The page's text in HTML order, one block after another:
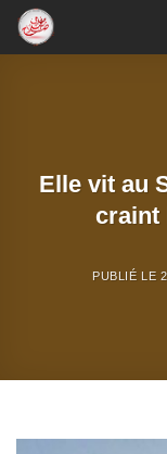
Passer
Elle vit au
craint
PUBLIÉ LE